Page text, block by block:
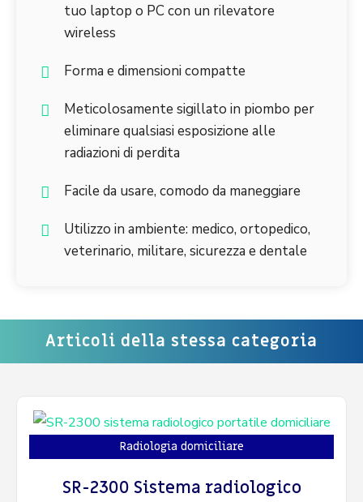
tuo laptop o PC con un rilevatore
wireless
Forma e dimensioni compatte
Meticolosamente sigillato in piombo per
eliminare qualsiasi esposizione alle
radiazioni di perdita
Facile da usare, comodo da maneggiare
Utilizzo in ambiente: medico, ortopedico,
veterinario, militare, sicurezza e dentale
Articoli della stessa categoria
Radiologia domiciliare
SR-2300 Sistema radiologico